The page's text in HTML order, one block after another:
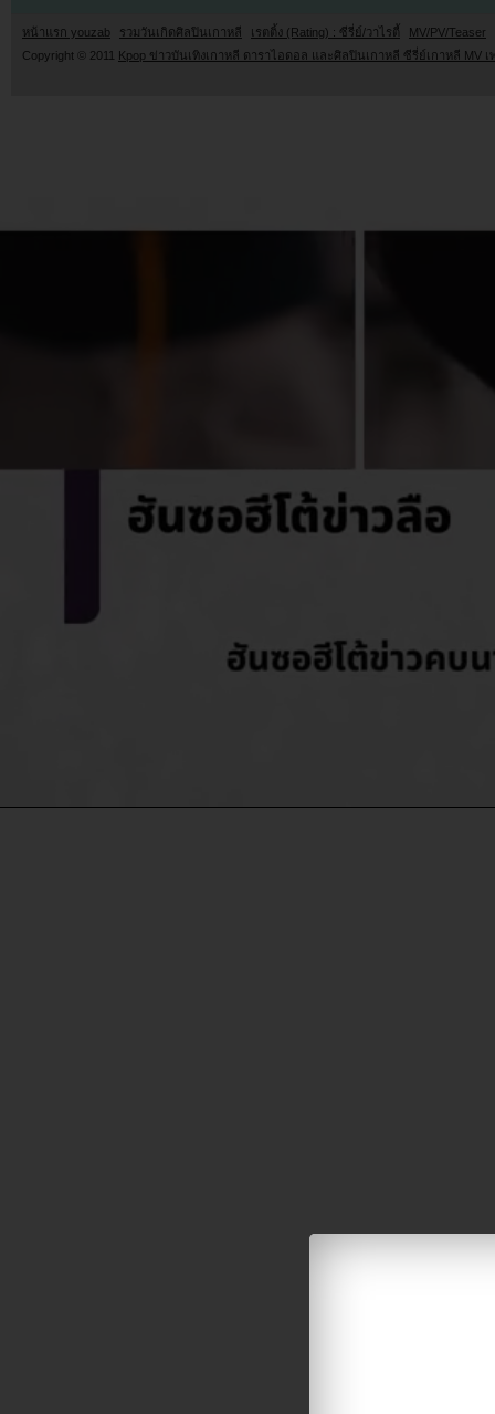
หน้าแรก youzab รวมวันเกิดศิลปินเกาหลี เรตติ้ง (Rating) : ซีรี่ย์/วาไรตี้
MV/PV/Teaser
Copyright © 2011 Kpop ข่าวบันเทิงเกาหลี ดาราไอดอล และศิลปินเกาหลี ซีรี่ย์เกาหลี MV